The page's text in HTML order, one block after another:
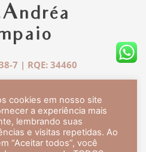
7 | RQE: 34460
pela UFRJ.
pela UFRJ, tendo
em 2007.
cookies em nosso site
a experiência mais
lembrando suas
e visitas repetidas. Ao
“Aceitar todos”, você